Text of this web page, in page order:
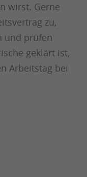
wirst. Gerne
zu,
und prüfen
geklärt ist,
Arbeitstag bei